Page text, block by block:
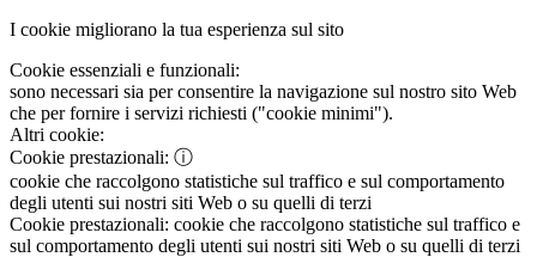
I cookie migliorano la tua esperienza sul sito
Cookie essenziali e funzionali:
sono necessari sia per consentire la navigazione sul nostro sito Web
che per fornire i servizi richiesti ("cookie minimi").
Altri cookie:
Cookie prestazionali: ⓘ
cookie che raccolgono statistiche sul traffico e sul comportamento
degli utenti sui nostri siti Web o su quelli di terzi
Cookie prestazionali: cookie che raccolgono statistiche sul traffico e
sul comportamento degli utenti sui nostri siti Web o su quelli di terzi